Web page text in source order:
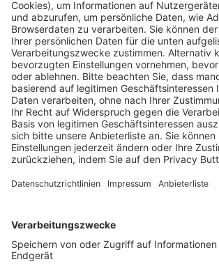
Pässe und Vereinswechsel
Trainerausbildung
Schulungsangebot Vereinsmitarbeiter
BFV-Geschäftsstellen
Trainerbörse
Login SpielPlus
FOLGE DEM BFV
TOP-VEREINE